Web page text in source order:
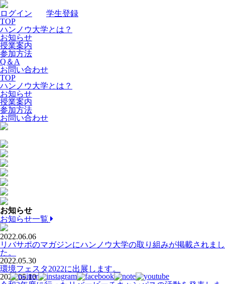
ログイン
学生登録
TOP
ハンノウ大学とは？
お知らせ
授業案内
参加方法
Q＆A
お問い合わせ
TOP
ハンノウ大学とは？
お知らせ
授業案内
参加方法
お問い合わせ
お知らせ
お知らせ一覧
2022.06.06
リバサポのマガジンにハンノウ大学の取り組みが掲載されまし
た。
2022.05.30
環境フェスタ2022に出展します。
2022.05.10